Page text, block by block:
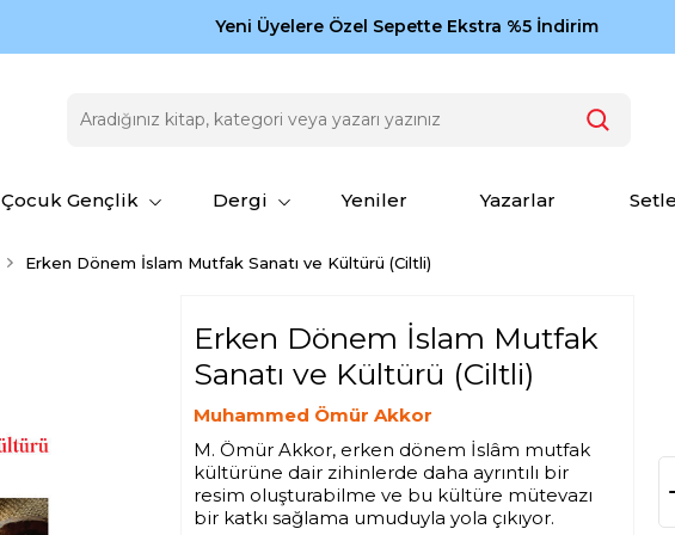
Zamansız eserler Ketebe'de: Cengiz Aytmatov
Yeni Üyelere Özel Sepette Ekstra %5 İndirim
Çocuk Gençlik Dergi Yeniler Yazarlar
Erken Dönem İslam Mutfak Sanatı ve Kültürü (Ciltli)
Erken Dönem İslam Mutfak
Sanatı ve Kültürü (Ciltli)
Muhammed Ömür Akkor
M. Ömür Akkor, erken dönem İslâm mutfak
kültürüne dair zihinlerde daha ayrıntılı bir
resim oluşturabilme ve bu kültüre mütevazı
bir katkı sağlama umuduyla yola çıkıyor.